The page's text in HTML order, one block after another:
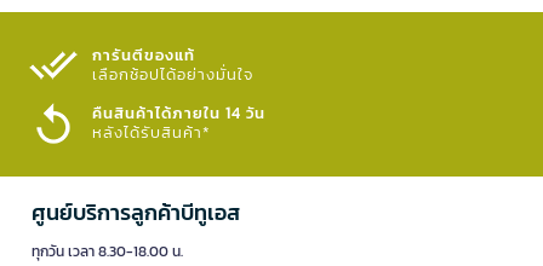
การันตีของแท้
เลือกช้อปได้อย่างมั่นใจ​
คืนสินค้าได้ภายใน 14 วัน
หลังได้รับสินค้า*
ศูนย์บริการลูกค้าบีทูเอส
ทุกวัน เวลา 8.30-18.00 น.